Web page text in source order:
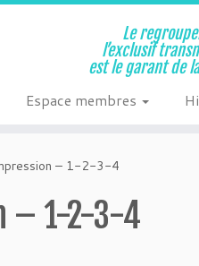
Le
l’exclusif
est le garant de
Espace membres
– 1-2-3-4
– 1-2-3-4